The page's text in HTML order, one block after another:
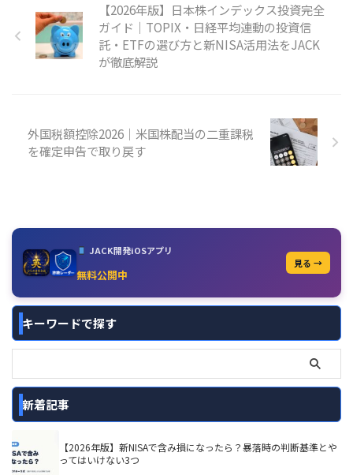
【2026年版】日本株インデックス投資完全
ガイド｜TOPIX・日経平均連動の投資信
託・ETFの選び方と新NISA活用法をJACK
が徹底解説
外国税額控除2026｜米国株配当の二重課税
を確定申告で取り戻す
JACK開発iOSアプリ
無料公開中
見る →
キーワードで探す
新着記事
【2026年版】新NISAで含み損になったら？暴落時の判断基準とや
ってはいけない3つ